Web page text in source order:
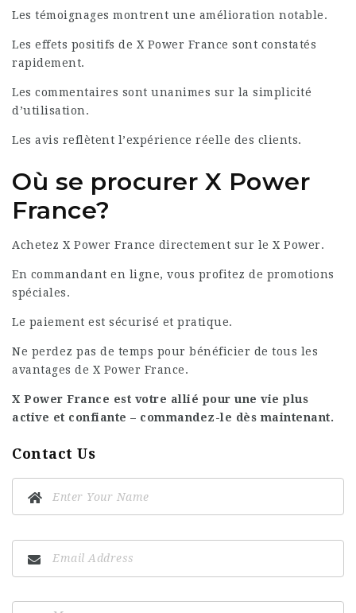
Les témoignages montrent une amélioration notable.
Les effets positifs de X Power France sont constatés
rapidement.
Les commentaires sont unanimes sur la simplicité
d’utilisation.
Les avis reflètent l’expérience réelle des clients.
Où se procurer X Power
France?
Achetez X Power France directement sur le X Power.
En commandant en ligne, vous profitez de promotions
spéciales.
Le paiement est sécurisé et pratique.
Ne perdez pas de temps pour bénéficier de tous les
avantages de X Power France.
X Power France est votre allié pour une vie plus
active et confiante – commandez-le dès maintenant.
Contact Us